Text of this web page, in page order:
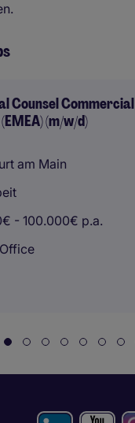
Counsel Commercial
(m/w/d)
am Main
- 100.000€ p.a.